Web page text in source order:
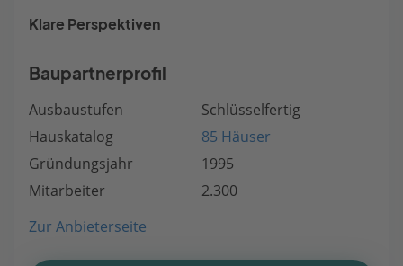
Klare Perspektiven
Baupartnerprofil
Ausbaustufen
Schlüsselfertig
Hauskatalog
85 Häuser
Gründungsjahr
1995
Mitarbeiter
2.300
Zur Anbieterseite